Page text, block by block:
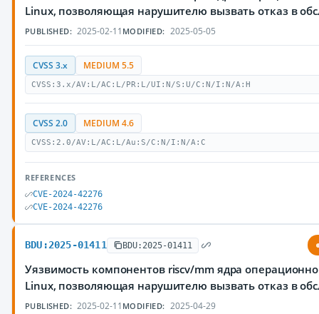
Linux, позволяющая нарушителю вызвать отказ в
PUBLISHED: 2025-02-11 MODIFIED: 2025-05-05
CVSS 3.x MEDIUM 5.5
CVSS:3.x/AV:L/AC:L/PR:L/UI:N/S:U/C:N/I:N/A:H
CVSS 2.0 MEDIUM 4.6
CVSS:2.0/AV:L/AC:L/Au:S/C:N/I:N/A:C
REFERENCES
CVE-2024-42276
CVE-2024-42276
BDU:2025-01411 BDU:2025-01411
Уязвимость компонентов riscv/mm ядра
Linux, позволяющая нарушителю вызвать отказ в
PUBLISHED: 2025-02-11 MODIFIED: 2025-04-29